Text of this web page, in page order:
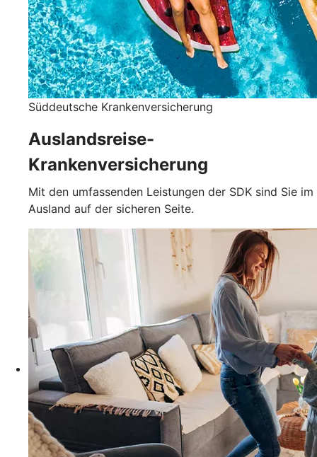
Süddeutsche Krankenversicherung
Auslandsreise-
Krankenversicherung
Mit den umfassenden Leistungen der SDK sind Sie im
Ausland auf der sicheren Seite.